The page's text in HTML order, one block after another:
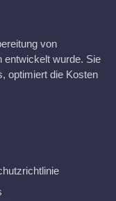
von
entwickelt wurde. Sie
optimiert die Kosten